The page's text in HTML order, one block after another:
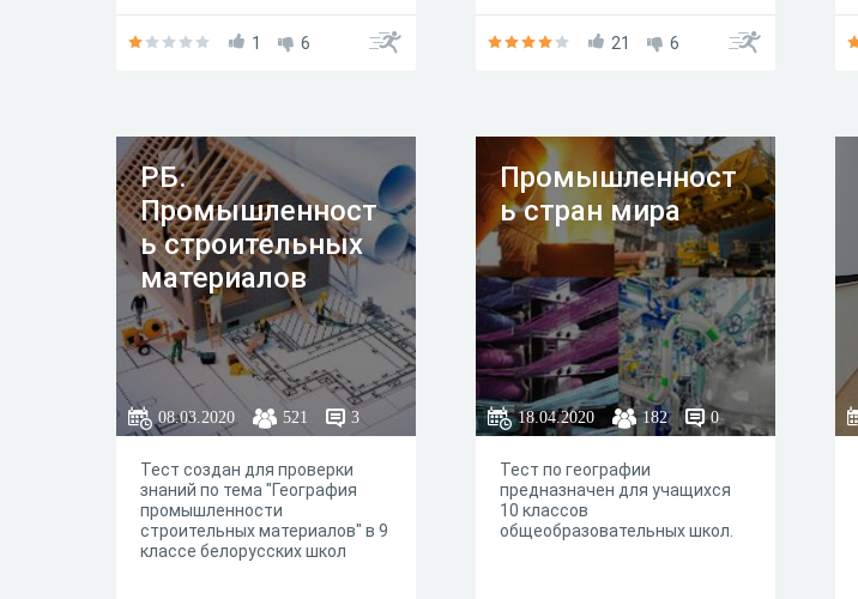
1 6 21 6
РБ.
Промышленност
ь строительных
материалов
08.03.2020 521 3
Тест создан для проверки
знаний по тема "География
промышленности
строительных материалов" в 9
классе белорусских школ
Промышленност
ь стран мира
18.04.2020 182 0
Тест по географии
предназначен для учащихся
10 классов
общеобразовательных школ.